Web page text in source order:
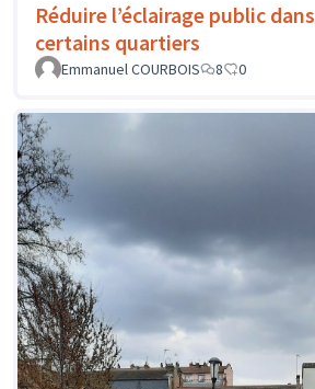
Réduire l’éclairage public dans
certains quartiers
Emmanuel COURBOIS
8 0